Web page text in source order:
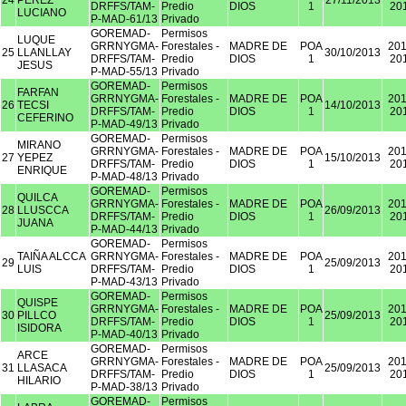
LUCIANO
DRFFS/TAM-
P-MAD-61/13
Predio
Privado
DIOS
1
25
LUQUE
LLANLLAY
JESUS
GOREMAD-
GRRNYGMA-
DRFFS/TAM-
P-MAD-55/13
Permisos
Forestales -
Predio
Privado
MADRE DE
DIOS
POA
1
30/10/2013
26
FARFAN
TECSI
CEFERINO
GOREMAD-
GRRNYGMA-
DRFFS/TAM-
P-MAD-49/13
Permisos
Forestales -
Predio
Privado
MADRE DE
DIOS
POA
1
14/10/2013
27
MIRANO
YEPEZ
ENRIQUE
GOREMAD-
GRRNYGMA-
DRFFS/TAM-
P-MAD-48/13
Permisos
Forestales -
Predio
Privado
MADRE DE
DIOS
POA
1
15/10/2013
28
QUILCA
LLUSCCA
JUANA
GOREMAD-
GRRNYGMA-
DRFFS/TAM-
P-MAD-44/13
Permisos
Forestales -
Predio
Privado
MADRE DE
DIOS
POA
1
26/09/2013
29 TAIÑA ALCCA
LUIS
GOREMAD-
GRRNYGMA-
DRFFS/TAM-
P-MAD-43/13
Permisos
Forestales -
Predio
Privado
MADRE DE
DIOS
POA
1
25/09/2013
30
QUISPE
PILLCO
ISIDORA
GOREMAD-
GRRNYGMA-
DRFFS/TAM-
P-MAD-40/13
Permisos
Forestales -
Predio
Privado
MADRE DE
DIOS
POA
1
25/09/2013
31
ARCE
LLASACA
HILARIO
GOREMAD-
GRRNYGMA-
DRFFS/TAM-
P-MAD-38/13
Permisos
Forestales -
Predio
Privado
MADRE DE
DIOS
POA
1
25/09/2013
GOREMAD-
Permisos